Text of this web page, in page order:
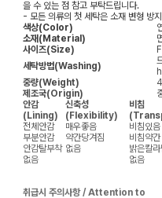
을 수 있는 점 참고 부탁드립니다.
- 모든 의류의 첫 세탁은 소재 변형 방
색상(Color)
소재(Material)
사이즈(Size)
세탁방법(Washing)
중량(Weight)
제조국(Origin)
안감
(Lining)
신축성
(Flexibility)
비침
전체안감
매우좋음 비침있음
부분안감
약간당겨짐 비침약간
안감탈부착 없음 밝은칼
없음
없음
취급시 주의사항 / Attention to